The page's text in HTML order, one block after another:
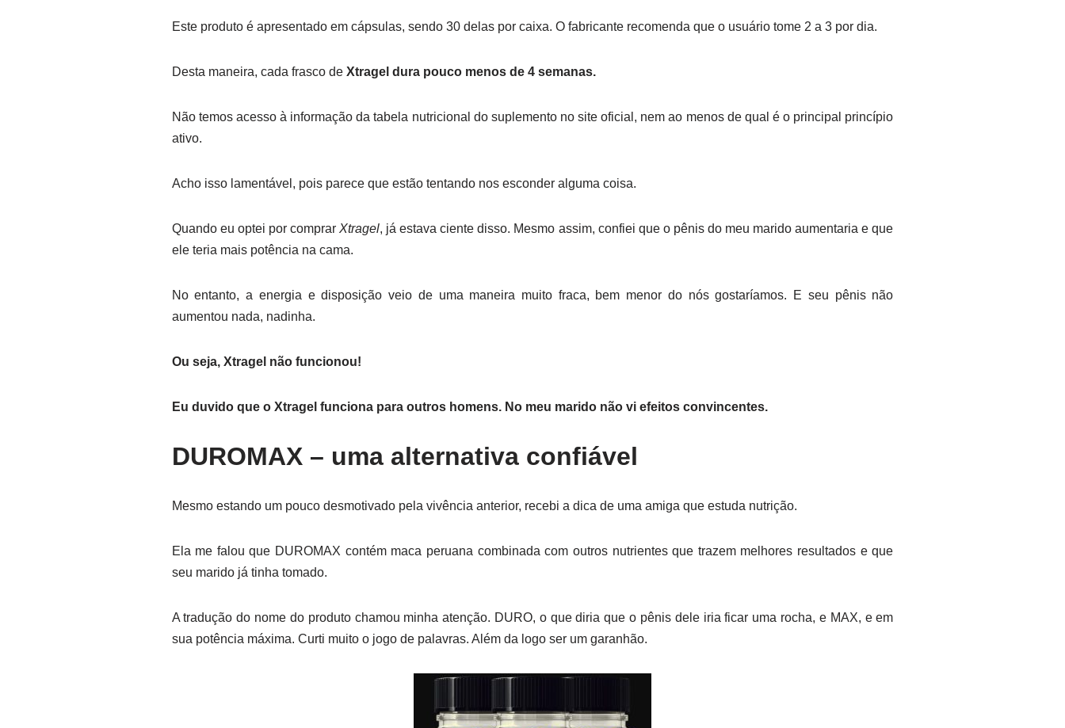
Este produto é apresentado em cápsulas, sendo 30 delas por caixa. O fabricante recomenda que o usuário tome 2 a 3 por dia.
Desta maneira, cada frasco de Xtragel dura pouco menos de 4 semanas.
Não temos acesso à informação da tabela nutricional do suplemento no site oficial, nem ao menos de qual é o principal princípio
ativo.
Acho isso lamentável, pois parece que estão tentando nos esconder alguma coisa.
Quando eu optei por comprarXtragel, já estava ciente disso. Mesmo assim, confiei que o pênis do meu marido aumentaria e que
ele teria mais potência na cama.
No entanto, a energia e disposição veio de uma maneira muito fraca, bem menor do nós gostaríamos. E seu pênis não
aumentou nada, nadinha.
Ou seja, Xtragel não funcionou!
Eu duvido que o Xtragel funciona para outros homens. No meu marido não vi efeitos convincentes.
DUROMAX – uma alternativa confiável
Mesmo estando um pouco desmotivado pela vivência anterior, recebi a dica de uma amiga que estuda nutrição.
Ela me falou que DUROMAX contém maca peruana combinada com outros nutrientes que trazem melhores resultados e que
seu marido já tinha tomado.
A tradução do nome do produto chamou minha atenção. DURO, o que diria que o pênis dele iria ficar uma rocha, e MAX, e em
sua potência máxima. Curti muito o jogo de palavras. Além da logo ser um garanhão.